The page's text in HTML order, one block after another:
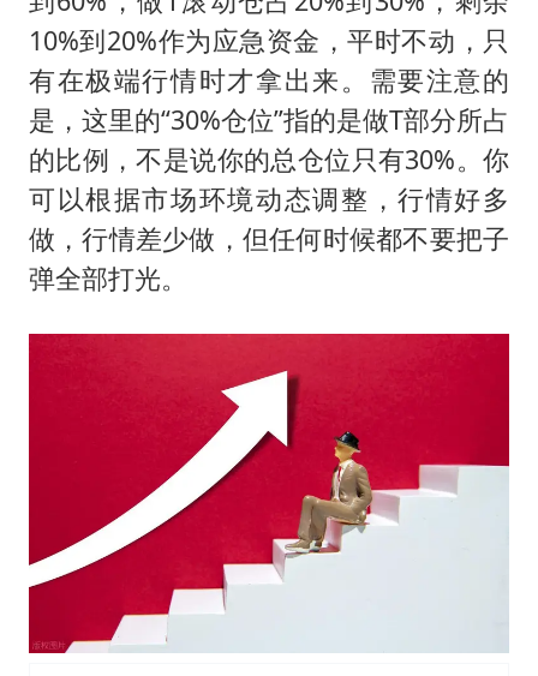
10%到20%作为应急资金，平时不动，只
有在极端行情时才拿出来。需要注意的
是，这里的“30%仓位”指的是做T部分所占
的比例，不是说你的总仓位只有30%。你
可以根据市场环境动态调整，行情好多
做，行情差少做，但任何时候都不要把子
弹全部打光。